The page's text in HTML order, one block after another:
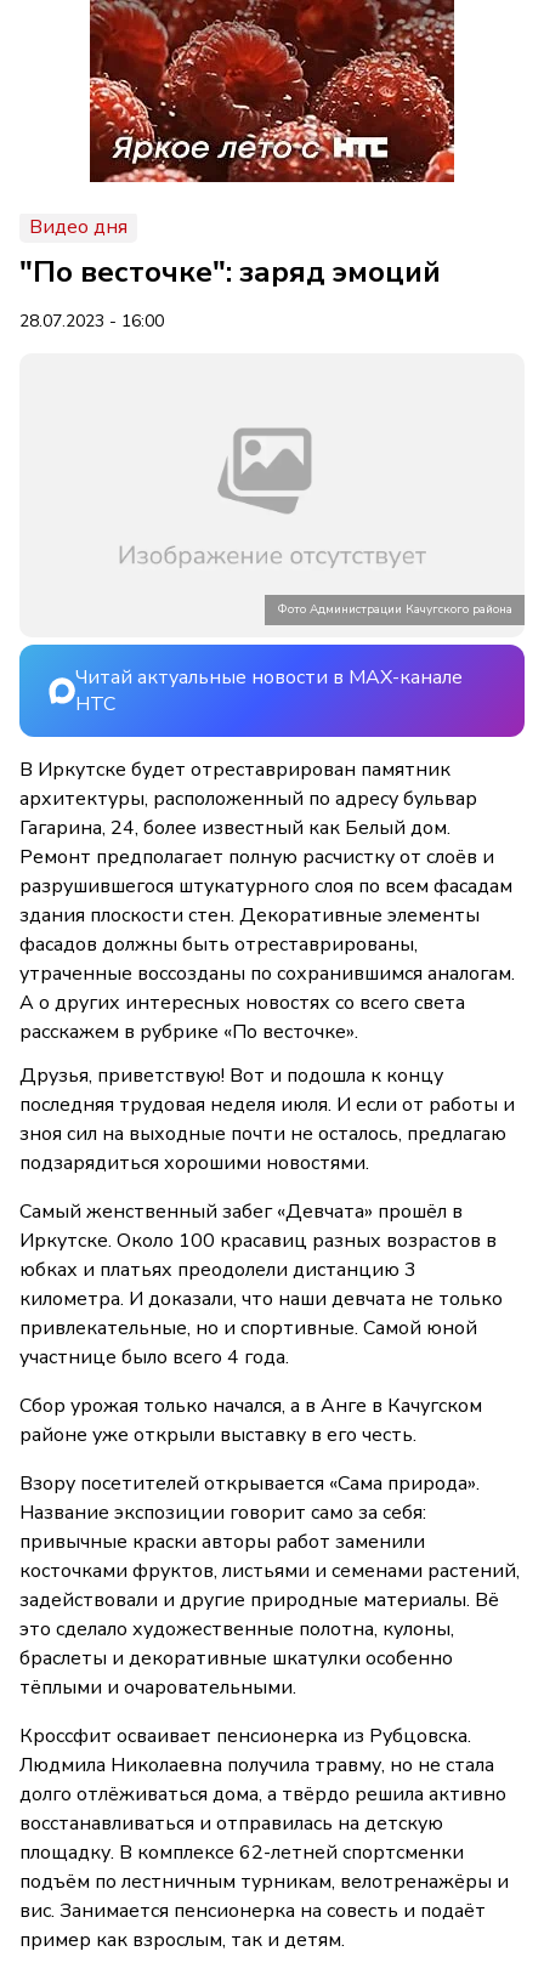
Видео дня
"По весточке": заряд эмоций
28.07.2023 - 16:00
Фото Администрации Качугского района
Читай актуальные новости в MAX-канале
НТС
В Иркутске будет отреставрирован памятник
архитектуры, расположенный по адресу бульвар
Гагарина, 24, более известный как Белый дом.
Ремонт предполагает полную расчистку от слоёв и
разрушившегося штукатурного слоя по всем фасадам
здания плоскости стен. Декоративные элементы
фасадов должны быть отреставрированы,
утраченные воссозданы по сохранившимся аналогам.
А о других интересных новостях со всего света
расскажем в рубрике «По весточке».
Друзья, приветствую! Вот и подошла к концу
последняя трудовая неделя июля. И если от работы и
зноя сил на выходные почти не осталось, предлагаю
подзарядиться хорошими новостями.
Самый женственный забег «Девчата» прошёл в
Иркутске. Около 100 красавиц разных возрастов в
юбках и платьях преодолели дистанцию 3
километра. И доказали, что наши девчата не только
привлекательные, но и спортивные. Самой юной
участнице было всего 4 года.
Сбор урожая только начался, а в Анге в Качугском
районе уже открыли выставку в его честь.
Взору посетителей открывается «Сама природа».
Название экспозиции говорит само за себя:
привычные краски авторы работ заменили
косточками фруктов, листьями и семенами растений,
задействовали и другие природные материалы. Вё
это сделало художественные полотна, кулоны,
браслеты и декоративные шкатулки особенно
тёплыми и очаровательными.
Кроссфит осваивает пенсионерка из Рубцовска.
Людмила Николаевна получила травму, но не стала
долго отлёживаться дома, а твёрдо решила активно
восстанавливаться и отправилась на детскую
площадку. В комплексе 62-летней спортсменки
подъём по лестничным турникам, велотренажёры и
вис. Занимается пенсионерка на совесть и подаёт
пример как взрослым, так и детям.